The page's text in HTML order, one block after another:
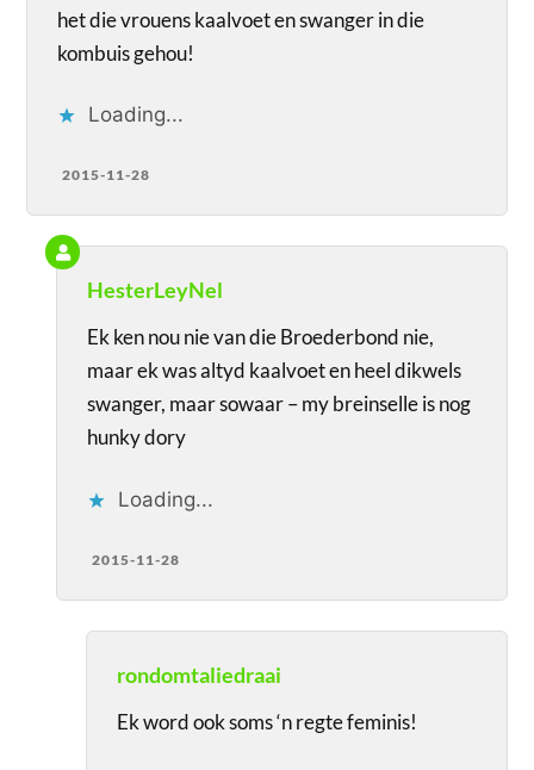
het die vrouens kaalvoet en swanger in die
kombuis gehou!
Loading...
2015-11-28
HesterLeyNel
Ek ken nou nie van die Broederbond nie,
maar ek was altyd kaalvoet en heel dikwels
swanger, maar sowaar – my breinselle is nog
hunky dory
Loading...
2015-11-28
rondomtaliedraai
Ek word ook soms ‘n regte feminis!